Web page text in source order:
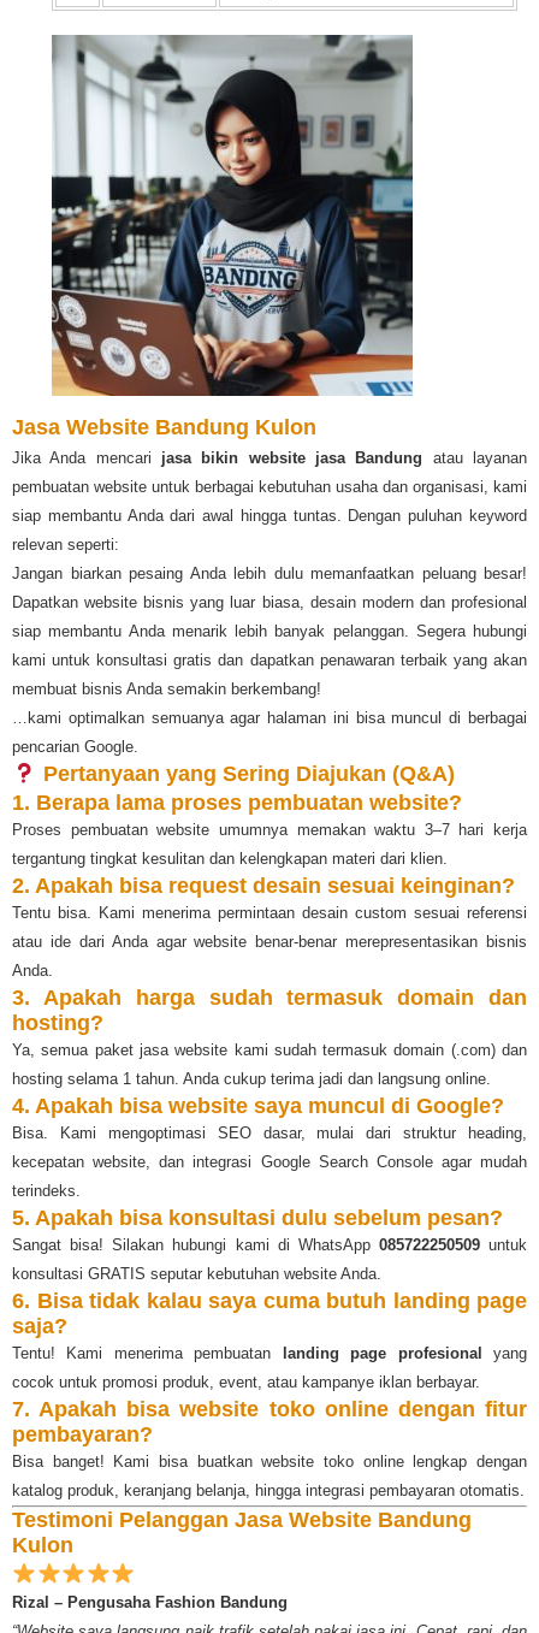
Jasa Website Bandung Kulon
Jika Anda mencari jasa bikin website jasa Bandung atau layanan
pembuatan website untuk berbagai kebutuhan usaha dan organisasi, kami
siap membantu Anda dari awal hingga tuntas. Dengan puluhan keyword
relevan seperti:
Jangan biarkan pesaing Anda lebih dulu memanfaatkan peluang besar!
Dapatkan website bisnis yang luar biasa, desain modern dan profesional
siap membantu Anda menarik lebih banyak pelanggan. Segera hubungi
kami untuk konsultasi gratis dan dapatkan penawaran terbaik yang akan
membuat bisnis Anda semakin berkembang!
…kami optimalkan semuanya agar halaman ini bisa muncul di berbagai
pencarian Google.
Pertanyaan yang Sering Diajukan (Q&A)
1. Berapa lama proses pembuatan website?
Proses pembuatan website umumnya memakan waktu 3–7 hari kerja
tergantung tingkat kesulitan dan kelengkapan materi dari klien.
2. Apakah bisa request desain sesuai keinginan?
Tentu bisa. Kami menerima permintaan desain custom sesuai referensi
atau ide dari Anda agar website benar-benar merepresentasikan bisnis
Anda.
3. Apakah harga sudah termasuk domain dan
hosting?
Ya, semua paket jasa website kami sudah termasuk domain (.com) dan
hosting selama 1 tahun. Anda cukup terima jadi dan langsung online.
4. Apakah bisa website saya muncul di Google?
Bisa. Kami mengoptimasi SEO dasar, mulai dari struktur heading,
kecepatan website, dan integrasi Google Search Console agar mudah
terindeks.
5. Apakah bisa konsultasi dulu sebelum pesan?
Sangat bisa! Silakan hubungi kami di WhatsApp 085722250509untuk
konsultasi GRATIS seputar kebutuhan website Anda.
6. Bisa tidak kalau saya cuma butuh landing page
saja?
Tentu! Kami menerima pembuatan landing page profesional
yang
cocok untuk promosi produk, event, atau kampanye iklan berbayar.
7. Apakah bisa website toko online dengan fitur
pembayaran?
Bisa banget! Kami bisa buatkan website toko online lengkap dengan
katalog produk, keranjang belanja, hingga integrasi pembayaran otomatis.
Testimoni Pelanggan Jasa Website Bandung
Kulon
Rizal – Pengusaha Fashion Bandung